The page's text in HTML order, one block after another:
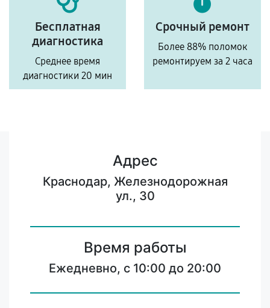
Бесплатная
диагностика
Среднее время
диагностики 20 мин
Срочный ремонт
Более 88% поломок
ремонтируем за 2 часа
Адрес
Краснодар, Железнодорожная
ул., 30
Время работы
Ежедневно, с 10:00 до 20:00